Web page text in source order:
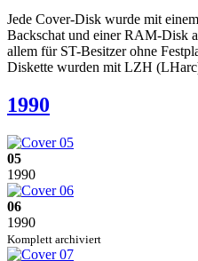
Jede Cover-Disk wurde mit
Backschat und einer RAM-Disk
allem für ST-Besitzer ohne
Diskette wurden mit LZH
1990
05
1990
06
1990
Komplett archiviert